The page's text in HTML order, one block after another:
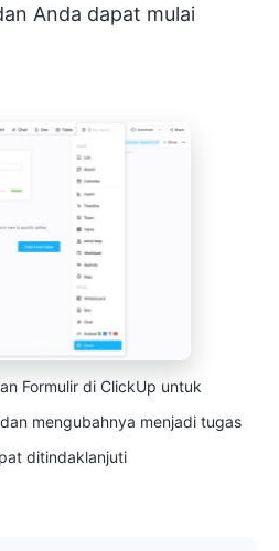
Anda dapat mulai
Formulir di ClickUp untuk
mengubahnya menjadi tugas
ditindaklanjuti